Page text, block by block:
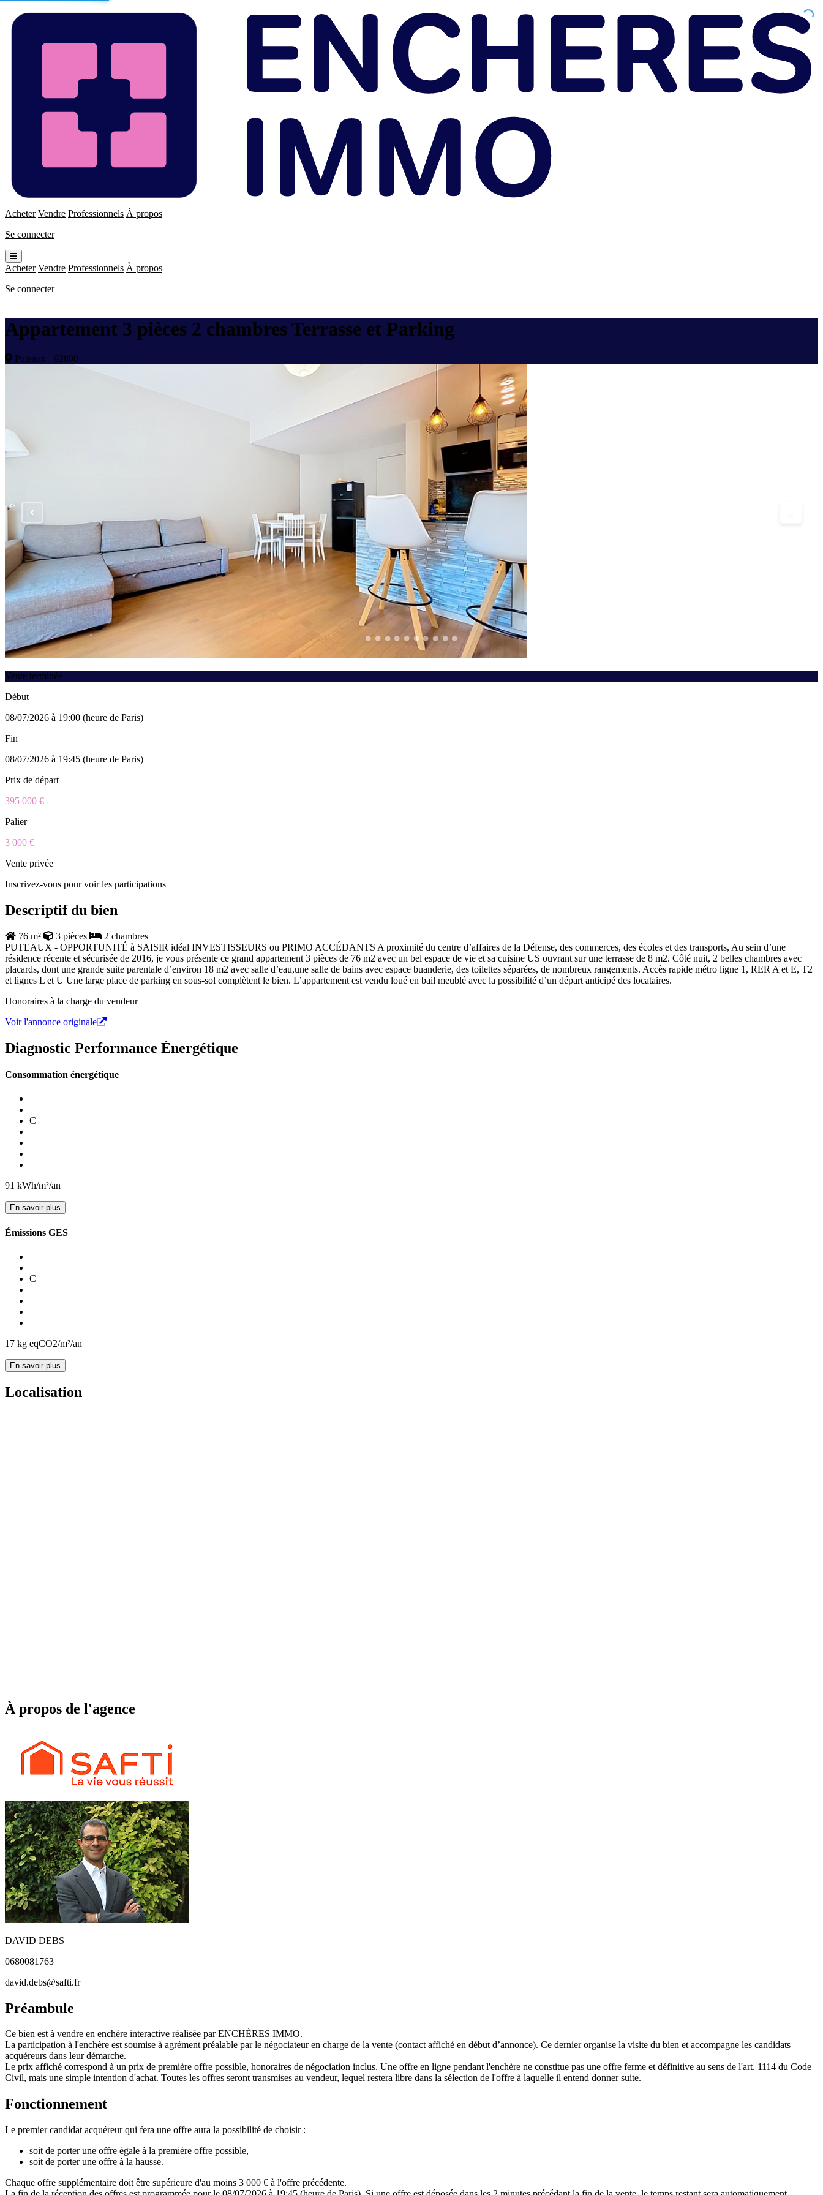
Immo
Acheter Vendre Professionnels À propos
Se connecter
Ouvrir
le
menu
Acheter Vendre Professionnels À propos
Se connecter
Appartement 3 pièces 2 chambres Terrasse et Parking
Puteaux - 92800
Vente terminée
Début
08/07/2026 à 19:00 (heure de Paris)
Fin
08/07/2026 à 19:45 (heure de Paris)
Prix de départ
395 000 €
Palier
3 000 €
Vente privée
Inscrivez-vous pour voir les participations
Descriptif du bien
76 m² 3 pièces
2 chambres
PUTEAUX - OPPORTUNITÉ à SAISIR idéal INVESTISSEURS ou PRIMO ACCÉDANTS A proximité du centre d’affaires de la Défense, des commerces, des écoles et des transports, Au sein d’une
résidence récente et sécurisée de 2016, je vous présente ce grand appartement 3 pièces de 76 m2 avec un bel espace de vie et sa cuisine US ouvrant sur une terrasse de 8 m2. Côté nuit, 2 belles chambres avec
placards, dont une grande suite parentale d’environ 18 m2 avec salle d’eau,une salle de bains avec espace buanderie, des toilettes séparées, de nombreux rangements. Accès rapide métro ligne 1, RER A et E, T2
et lignes L et U Une large place de parking en sous-sol complètent le bien. L’appartement est vendu loué en bail meublé avec la possibilité d’un départ anticipé des locataires.
Honoraires à la charge du vendeur
Voir l'annonce originale
Diagnostic Performance Énergétique
Consommation énergétique
C
91 kWh/m²/an
En savoir plus
Émissions GES
C
17 kg eqCO2/m²/an
En savoir plus
Localisation
À propos de l'agence
DAVID DEBS
0680081763
david.debs@safti.fr
Préambule
Ce bien est à vendre en enchère interactive réalisée par ENCHÈRES IMMO.
La participation à l'enchère est soumise à agrément préalable par le négociateur en charge de la vente (contact affiché en début d’annonce). Ce dernier organise la visite du bien et accompagne les candidats
acquéreurs dans leur démarche.
Le prix affiché correspond à un prix de première offre possible, honoraires de négociation inclus. Une offre en ligne pendant l'enchère ne constitue pas une offre ferme et définitive au sens de l'art. 1114 du Code
Civil, mais une simple intention d'achat. Toutes les offres seront transmises au vendeur, lequel restera libre dans la sélection de l'offre à laquelle il entend donner suite.
Fonctionnement
Le premier candidat acquéreur qui fera une offre aura la possibilité de choisir :
soit de porter une offre égale à la première offre possible,
soit de porter une offre à la hausse.
Chaque offre supplémentaire doit être supérieure d'au moins 3 000 € à l'offre précédente.